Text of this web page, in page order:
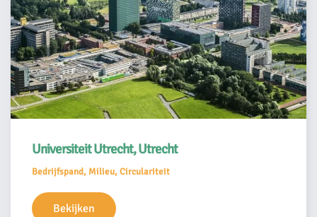
Universiteit Utrecht, Utrecht
Bedrijfspand, Milieu, Circulariteit
Bekijken